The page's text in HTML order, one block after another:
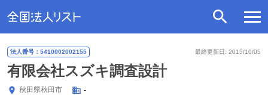
最終更新日: 2015/10/05
法人番号：5410002002155
有限会社スズキ調査設計
秋田県秋田市 -